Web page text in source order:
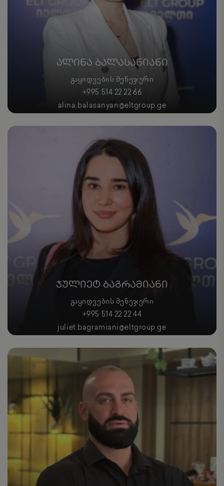
ᲐᲚᲘᲜᲐ ᲑᲐᲚᲐᲡᲐᲜᲘᲐᲜᲘ
ᲒᲐᲧᲘᲓᲕᲔᲑᲘᲡ ᲛᲔᲜᲔᲯᲔᲠᲘ
+995 514 22 22 66
alina.balasanyan@eltgroup.ge
ᲯᲣᲚᲘᲔᲢ ᲑᲐᲒᲠᲐᲛᲘᲐᲜᲘ
ᲒᲐᲧᲘᲓᲕᲔᲑᲘᲡ ᲛᲔᲜᲔᲯᲔᲠᲘ
+995 514 22 22 44
juliet.bagramiani@eltgroup.ge